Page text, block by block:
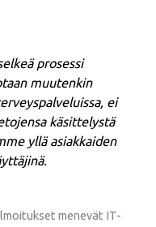
prosessi
muutenkin
ei
käsittelystä
yllä asiakkaiden
menevät IT-